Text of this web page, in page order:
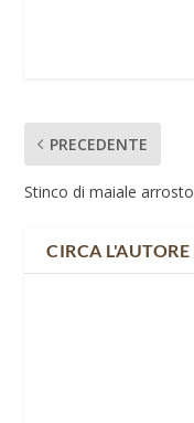
PRECEDENTE
Stinco di maiale arrosto
CIRCA L'AUTORE